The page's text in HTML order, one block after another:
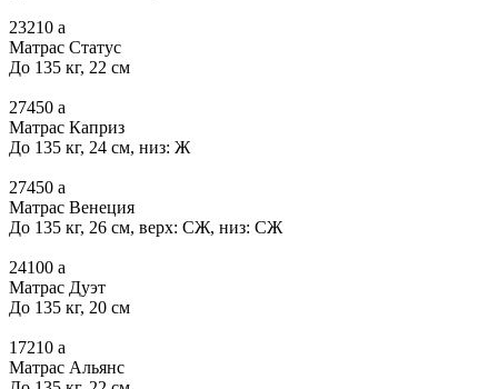
23210 a
Матрас Статус
До 135 кг, 22 см
27450 a
Матрас Каприз
До 135 кг, 24 см, низ: Ж
27450 a
Матрас Венеция
До 135 кг, 26 см, верх: СЖ, низ: СЖ
24100 a
Матрас Дуэт
До 135 кг, 20 см
17210 a
Матрас Альянс